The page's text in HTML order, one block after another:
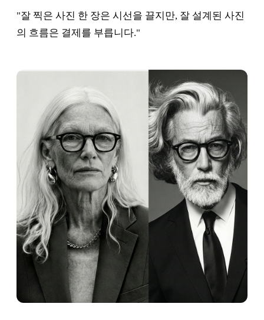
"잘 찍은 사진 한 장은 시선을 끌지만, 잘 설계된 사진
의 흐름은 결제를 부릅니다."